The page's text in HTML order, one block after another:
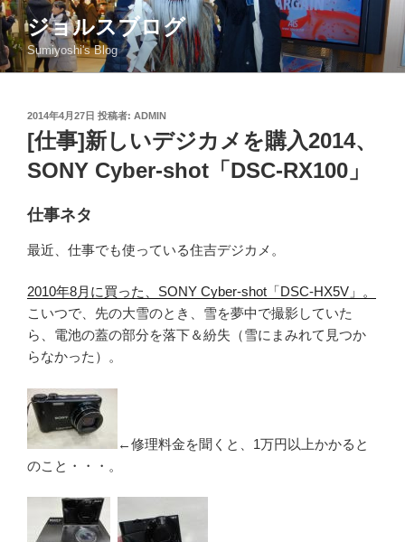
コ
ン
テ
ン
ジョルスブログ
Sumiyoshi's Blog
投
稿
日:
2014年4月27日 投稿者: ADMIN
[仕事]新しいデジカメを購入2014、
SONY Cyber-shot「DSC-RX100」
仕事ネタ
最近、仕事でも使っている住吉デジカメ。
2010年8月に買った、SONY Cyber-shot「DSC-HX5V」。
こいつで、先の大雪のとき、雪を夢中で撮影していた
ら、電池の蓋の部分を落下＆紛失（雪にまみれて見つか
らなかった）。
←修理料金を聞くと、1万円以上かかると
のこと・・・。